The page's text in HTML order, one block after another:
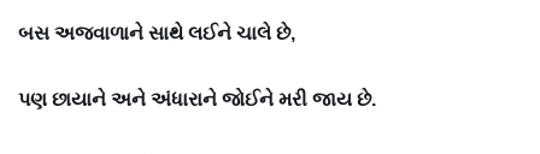
બસ અજવાળાને સાથે લઈને ચાલે છે,
પણ છાયાને અને અંધારાને જોઈને મરી જાય છે.